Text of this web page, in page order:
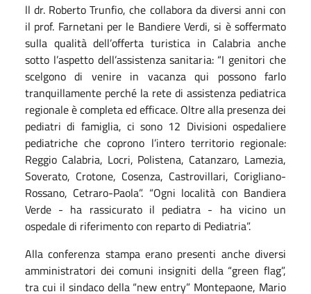
ll dr. Roberto Trunfio, che collabora da diversi anni con
il prof. Farnetani per le Bandiere Verdi, si è soffermato
sulla qualità dell’offerta turistica in Calabria anche
sotto l’aspetto dell’assistenza sanitaria: “I genitori che
scelgono di venire in vacanza qui possono farlo
tranquillamente perché la rete di assistenza pediatrica
regionale è completa ed efficace. Oltre alla presenza dei
pediatri di famiglia, ci sono 12 Divisioni ospedaliere
pediatriche che coprono l’intero territorio regionale:
Reggio Calabria, Locri, Polistena, Catanzaro, Lamezia,
Soverato, Crotone, Cosenza, Castrovillari, Corigliano-
Rossano, Cetraro-Paola”. “Ogni località con Bandiera
Verde - ha rassicurato il pediatra - ha vicino un
ospedale di riferimento con reparto di Pediatria”.
Alla conferenza stampa erano presenti anche diversi
amministratori dei comuni insigniti della “green flag”,
tra cui il sindaco della “new entry” Montepaone, Mario